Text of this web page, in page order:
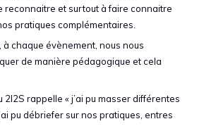
reconnaitre et surtout à faire connaitre
pratiques complémentaires.
chaque évènement, nous nous
de manière pédagogique et cela
rappelle « j’ai pu masser différentes
pu débriefer sur nos pratiques, entres